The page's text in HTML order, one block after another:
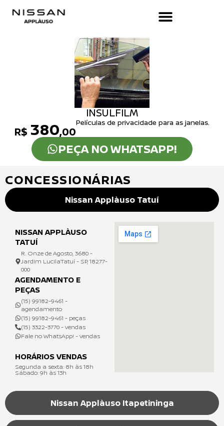
INSULFILM
R$ 380,00
Películas de privacidade para as janelas.
PEÇA NO WHATSAPP!
CONCESSIONÁRIAS
Nissan Applàuso Tatuí
Nissan Applàuso Itapetininga
NISSAN APPLÀUSO
TATUÍ
R. Onze de Agosto, 3680 -
Jardim LucilaTatuí - SP, 18277-
000
AGENDAMENTO E
PEÇAS
(15) 99182-9461 -
agendamento
(15) 99182-9461 - peças
(15) 3322-3770 - vendas
Fale no WhatsApp! - vendas
HORÁRIOS VENDAS
Segunda a sexta: 8h às 18h
Sábado: 9h às 13h